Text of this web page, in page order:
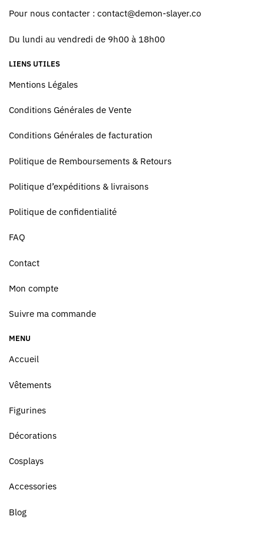
Pour nous contacter : contact@demon-slayer.co
Du lundi au vendredi de 9h00 à 18h00
LIENS UTILES
Mentions Légales
Conditions Générales de Vente
Conditions Générales de facturation
Politique de Remboursements & Retours
Politique d’expéditions & livraisons
Politique de confidentialité
FAQ
Contact
Mon compte
Suivre ma commande
MENU
Accueil
Vêtements
Figurines
Décorations
Cosplays
Accessories
Blog